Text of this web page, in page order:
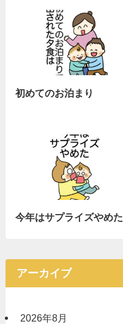
初めてのお泊まり
今年はサプライズやめた
アーカイブ
2026年8月